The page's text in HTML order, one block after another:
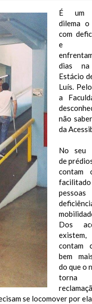
É um
dilema
com
e
dias na
Estácio
Luís.
a
não
da
No seu
de
contam
Dos
contam
bem
do que o
torna
se locomover por